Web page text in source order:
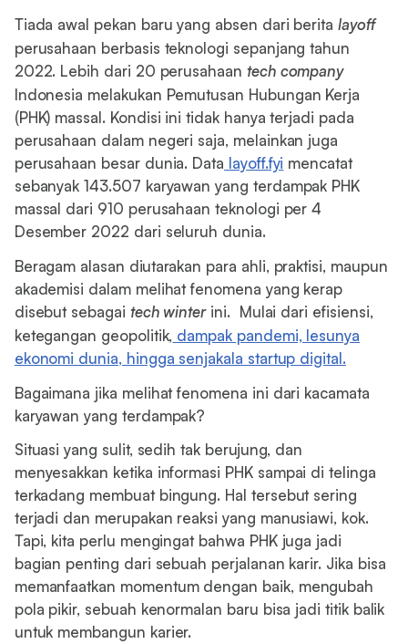
Tiada awal pekan baru yang absen dari beritalayoff
perusahaan berbasis teknologi sepanjang tahun
2022. Lebih dari 20 perusahaan tech company
Indonesia melakukan Pemutusan Hubungan Kerja
(PHK) massal. Kondisi ini tidak hanya terjadi pada
perusahaan dalam negeri saja, melainkan juga
perusahaan besar dunia. Data layoff.fyi mencatat
sebanyak 143.507 karyawan yang terdampak PHK
massal dari 910 perusahaan teknologi per 4
Desember 2022 dari seluruh dunia.
Beragam alasan diutarakan para ahli, praktisi, maupun
akademisi dalam melihat fenomena yang kerap
disebut sebagai tech winterini. Mulai dari efisiensi,
ketegangan geopolitik, dampak pandemi, lesunya
ekonomi dunia, hingga senjakala startup digital.
Bagaimana jika melihat fenomena ini dari kacamata
karyawan yang terdampak?
Situasi yang sulit, sedih tak berujung, dan
menyesakkan ketika informasi PHK sampai di telinga
terkadang membuat bingung. Hal tersebut sering
terjadi dan merupakan reaksi yang manusiawi, kok.
Tapi, kita perlu mengingat bahwa PHK juga jadi
bagian penting dari sebuah perjalanan karir. Jika bisa
memanfaatkan momentum dengan baik, mengubah
pola pikir, sebuah kenormalan baru bisa jadi titik balik
untuk membangun karier.